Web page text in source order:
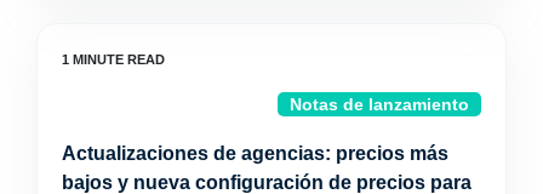
Notas de lanzamiento
Actualizaciones de agencias: precios más
bajos y nueva configuración de precios para